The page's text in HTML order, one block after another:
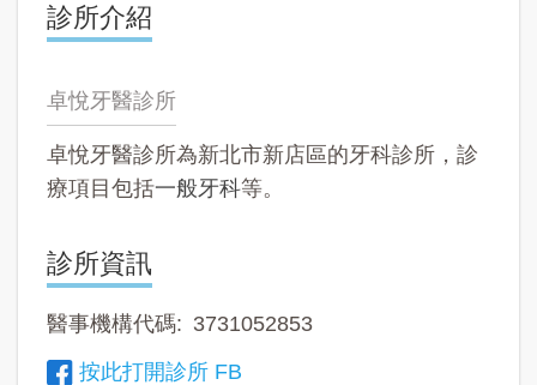
診所介紹
卓悅牙醫診所
卓悅牙醫診所為新北市新店區的牙科診所，診
療項目包括一般牙科等。
診所資訊
醫事機構代碼
3731052853
按此打開診所 FB